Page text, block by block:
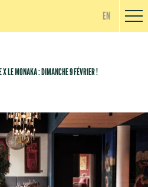
EN
LE MONAKA : DIMANCHE 9 FÉVRIER !